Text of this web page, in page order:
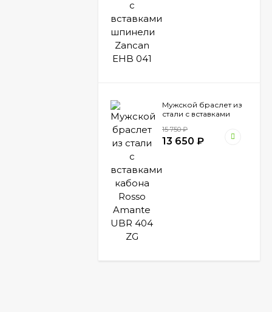
Мужской браслет из
стали с вставками
UBR 404 ZG
15 750₽
13 650 ₽